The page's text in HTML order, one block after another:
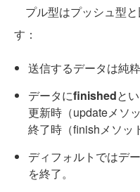
プル型はプッシュ型
す：
送信するデータは純
データにfinishedと
更新時（updateメソ
終了時（finishメソッ
ディフォルトではデ
を終了。